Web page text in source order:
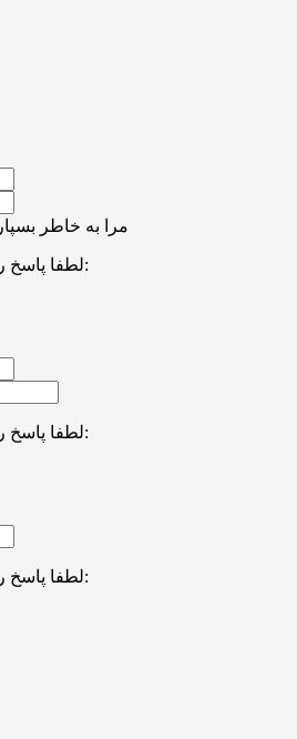
مرا به خاطر بسپار
لطفا پاسخ را به عدد انگلیسی وارد کنید:
لطفا پاسخ را به عدد انگلیسی وارد کنید:
لطفا پاسخ را به عدد انگلیسی وارد کنید: